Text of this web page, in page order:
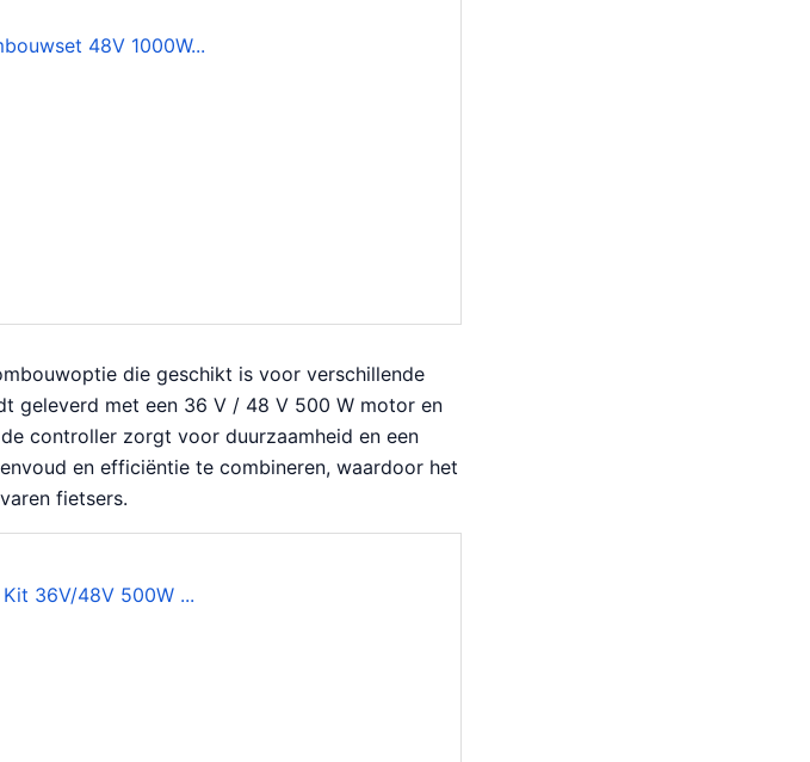
die geschikt is voor verschillende
geleverd met een 36 V / 48 V 500 W motor en
controller zorgt voor duurzaamheid en een
en efficiëntie te combineren, waardoor het
fietsers.